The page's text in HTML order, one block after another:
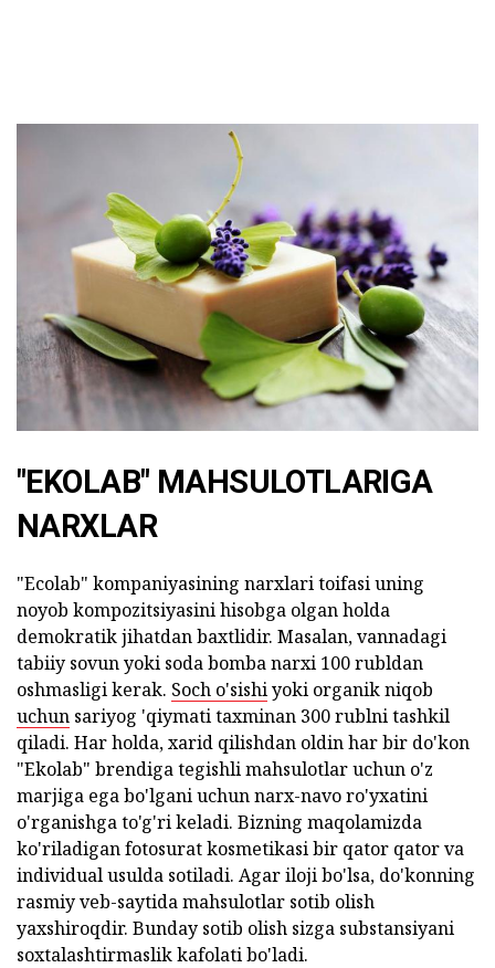
"EKOLAB" MAHSULOTLARIGA
NARXLAR
"Ecolab" kompaniyasining narxlari toifasi uning
noyob kompozitsiyasini hisobga olgan holda
demokratik jihatdan baxtlidir. Masalan, vannadagi
tabiiy sovun yoki soda bomba narxi 100 rubldan
oshmasligi kerak. Soch o'sishiyoki organik niqob
uchun sariyog 'qiymati taxminan 300 rublni tashkil
qiladi. Har holda, xarid qilishdan oldin har bir do'kon
"Ekolab" brendiga tegishli mahsulotlar uchun o'z
marjiga ega bo'lgani uchun narx-navo ro'yxatini
o'rganishga to'g'ri keladi. Bizning maqolamizda
ko'riladigan fotosurat kosmetikasi bir qator qator va
individual usulda sotiladi. Agar iloji bo'lsa, do'konning
rasmiy veb-saytida mahsulotlar sotib olish
yaxshiroqdir. Bunday sotib olish sizga substansiyani
soxtalashtirmaslik kafolati bo'ladi.